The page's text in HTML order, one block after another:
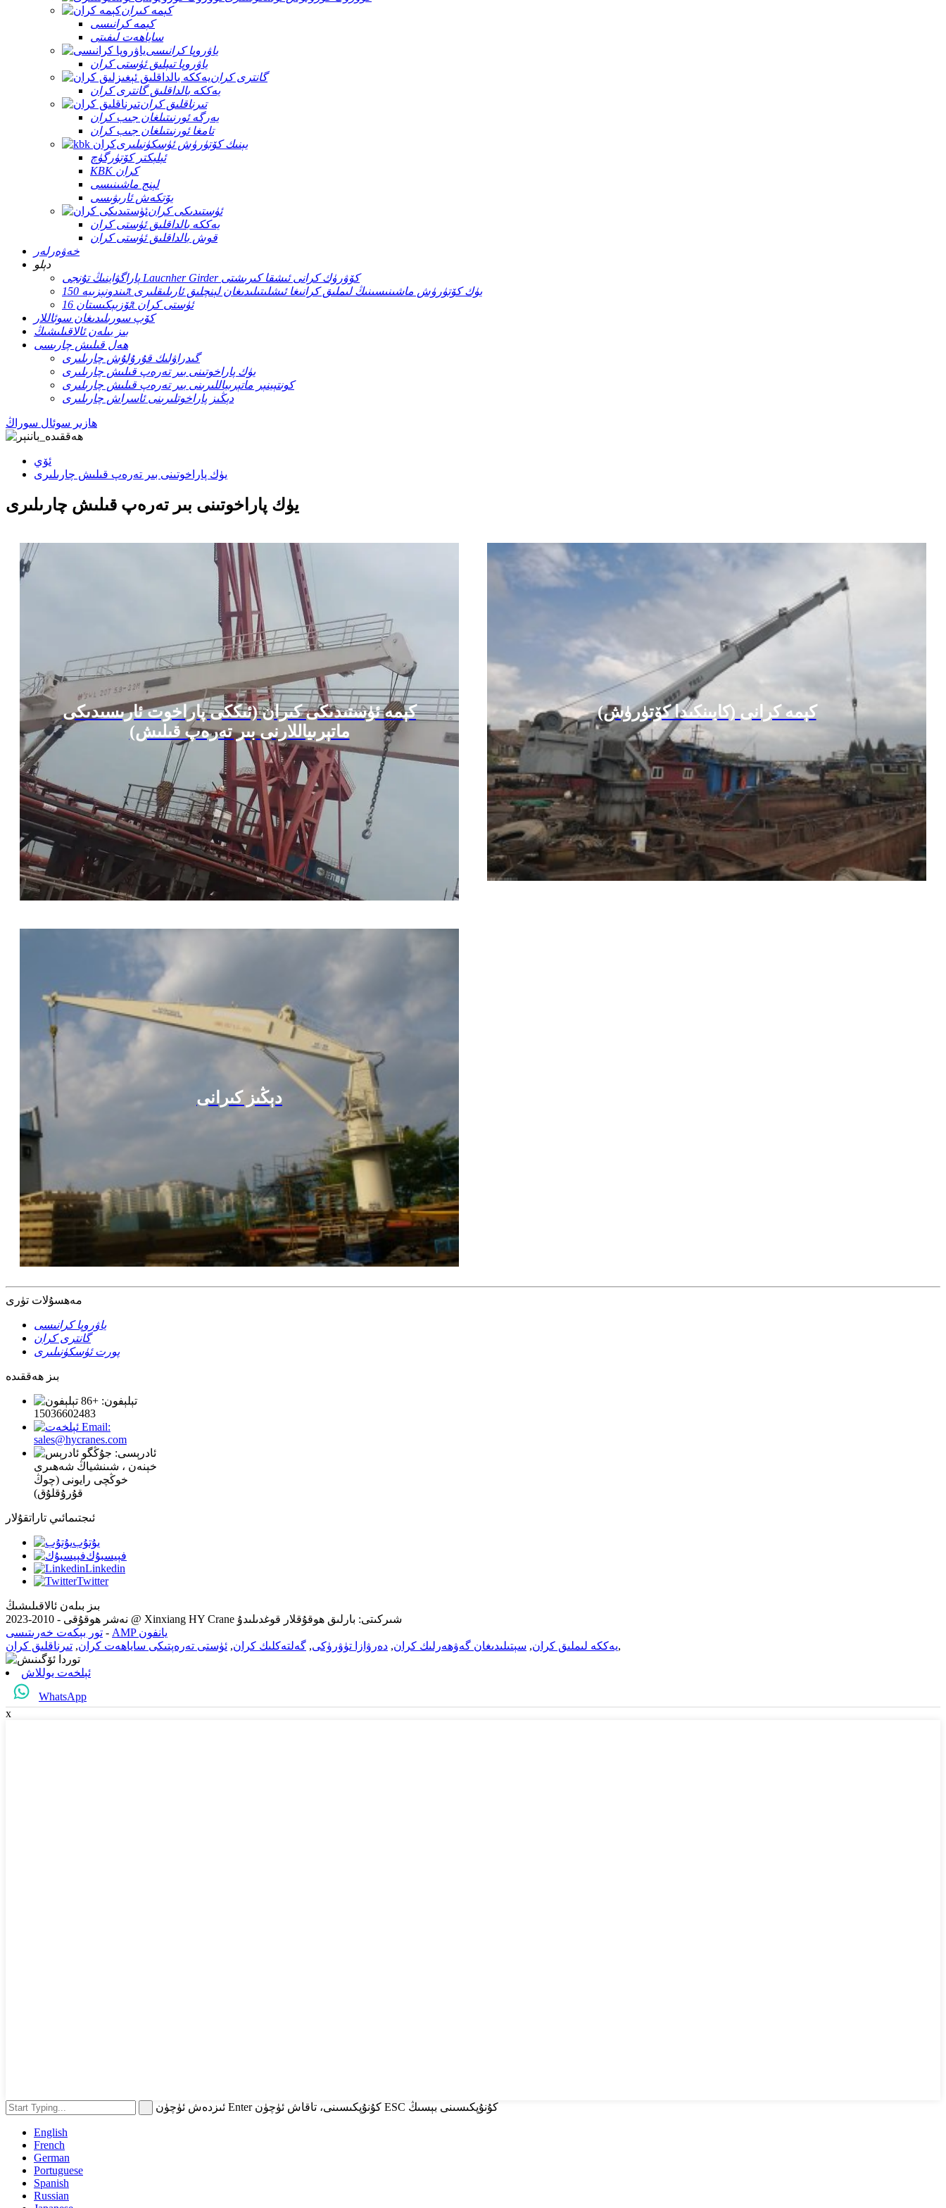
كېمە كىران
كېمە كرانىسى
ساياھەت لىفىتى
ياۋروپا كرانىسى
ياۋروپا تىپلىق ئۈستى كران
گانترى كران
يەككە بالداقلىق گانترى كران
تىرناقلىق كران
يەرگە ئورنىتىلغان جىب كران
تامغا ئورنىتىلغان جىب كران
يېنىك كۆتۈرۈش ئۈسكۈنىلىرى
ئېلېكتر كۆتۈرگۈچ
KBK كران
لېنج ماشىنىسى
يۆتكەش ئارىۋىسى
ئۈستىدىكى كران
يەككە بالداقلىق ئۈستى كران
قوش بالداقلىق ئۈستى كران
خەۋەرلەر
دېلو
پاراگۋاينىڭ تۇنجى Laucnher Girder كۆۋرۈك كرانى ئىشقا كىرىشتى
ئىندونېزىيە 150t يۈك كۆتۈرۈش ماشىنىسىنىڭ لىملىق كرانىغا ئىشلىتىلىدىغان لېنچلىق ئارىلىقلىرى
ئۆزبېكىستان 16t ئۈستى كران
كۆپ سورىلىدىغان سوئاللار
بىز بىلەن ئالاقىلىشىڭ
ھەل قىلىش چارىسى
گىدراۋلىك قۇرۇلۇش چارىلىرى
يۈك پاراخوتىنى بىر تەرەپ قىلىش چارىلىرى
كونتېينېر ماتېرىياللىرىنى بىر تەرەپ قىلىش چارىلىرى
دېڭىز پاراخوتلىرىنى ئاسراش چارىلىرى
ھازىر سوئال سوراڭ
ئۆي
يۈك پاراخوتىنى بىر تەرەپ قىلىش چارىلىرى
يۈك پاراخوتىنى بىر تەرەپ قىلىش چارىلىرى
كېمە ئۈستىدىكى كىران (ئىككى پاراخوت ئارىسىدىكى
ماتېرىياللارنى بىر تەرەپ قىلىش)
كېمە كرانى (كابىنكىدا كۆتۈرۈش)
دېڭىز كىرانى
مەھسۇلات تۈرى
ياۋروپا كرانىسى
گانترى كران
پورت ئۈسكۈنىلىرى
بىز ھەققىدە
تېلېفون: +86
15036602483
Email:
sales@hycranes.com
ئادرېسى: جۇڭگو
خېنەن ، شىنشياڭ شەھىرى
خوڭچى رايونى (چوڭ
قۇرۇقلۇق)
ئىجتىمائىي تاراتقۇلار
يۇتۇب
فېيسبۇك
Linkedin
Twitter
بىز بىلەن ئالاقىلىشىڭ
نەشر ھوقۇقى - 2010-2023 @ Xinxiang HY Crane شىركىتى: بارلىق ھوقۇقلار قوغدىلىدۇ
تور بېكەت خەرىتىسى -
AMP يانفون
يەككە لىملىق كران, سېتىلىدىغان گەۋھەرلىك كران, دەرۋازا تۈۋرۈكى, گەلتەكلىك كران, ئۈستى تەرەپتىكى ساياھەت كران, تىرناقلىق كران ,
ئېلخەت يوللاش
WhatsApp
x
ئىزدەش ئۈچۈن Enter كۇنۇپكىسىنى، تاقاش ئۈچۈن ESC كۇنۇپكىسىنى بېسىڭ
English
French
German
Portuguese
Spanish
Russian